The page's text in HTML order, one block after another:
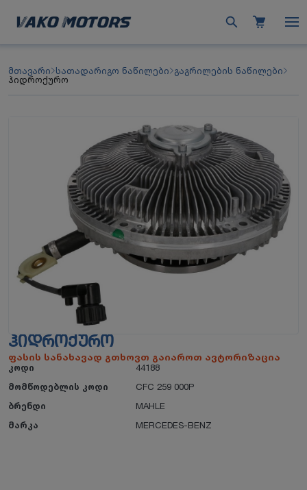
მთავარი სათადარიგო ნაწილები გაგრილების ნაწილები
ჰიდროქურო
ᲰᲘᲓᲠᲝᲥᲣᲠᲝ
ფასის სანახავად გთხოვთ გაიაროთ ავტორიზაცია
კოდი
44188
მომწოდებლის კოდი
CFC 259 000P
ბრენდი
MAHLE
მარკა
MERCEDES-BENZ